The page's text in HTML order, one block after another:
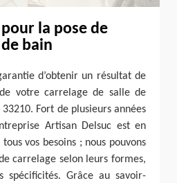
la pose de
bain
d’obtenir un résultat de
votre carrelage de salle de
Fort de plusieurs années
Artisan Delsuc est en
vos besoins ; nous pouvons
carrelage selon leurs formes,
spécificités. Grâce au savoir-